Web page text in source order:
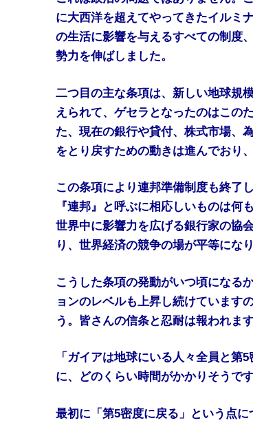
に大西洋を超えてやってきたイルミ
の生活に影響を与えるすべての制度
勢力を伸ばしました。
二つ目の主な条項は、新しい地球規
えられて、ゲセラとなったのはこの
た、現在の銀行や貸付、株式市場、
をとり戻すための動きは進んでおり
この条項により連邦準備制度も終了
『連邦』と呼ぶに相応しいものは何
世界中に影響力を広げる銀行家の協
り、世界経済の競争の場が平等になり
こうした条項の発動がいつ頃になる
ョンのレベルも上昇し続けています
う。皆さんの信条と忍耐は報われます
「ガイアは地球にいる人々全員と
に、どのくらい時間がかかりそうです
最初に「第5密度に戻る」という点